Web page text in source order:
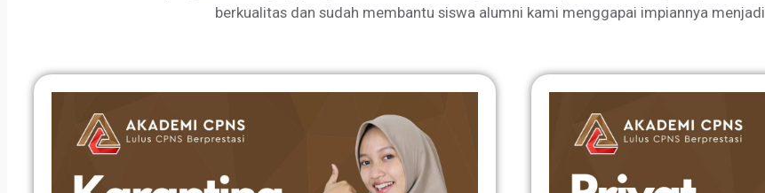
berkualitas dan sudah membantu siswa alumni kami menggapai impiannya menjadi